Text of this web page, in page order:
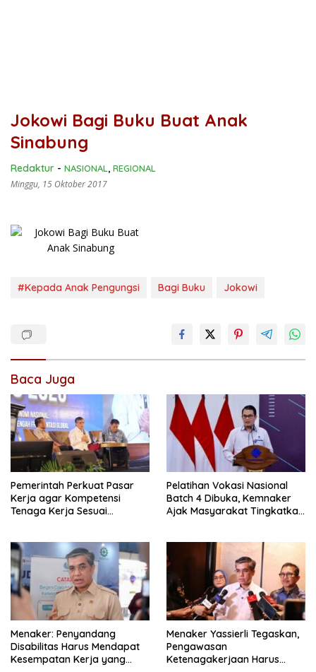
Jokowi Bagi Buku Buat Anak
Sinabung
Redaktur - NASIONAL, REGIONAL
Minggu, 15 Oktober 2017
#Kepada Anak Pengungsi Bagi Buku Jokowi
Baca Juga
Pemerintah Perkuat Pasar
Kerja agar Kompetensi
Tenaga Kerja Sesuai
Pelatihan Vokasi Nasional
Batch 4 Dibuka, Kemnaker
Ajak Masyarakat Tingkatkan
Menaker: Penyandang
Disabilitas Harus Mendapat
Kesempatan Kerja yang
Menaker Yassierli Tegaskan,
Pengawasan
Ketenagakerjaan Harus